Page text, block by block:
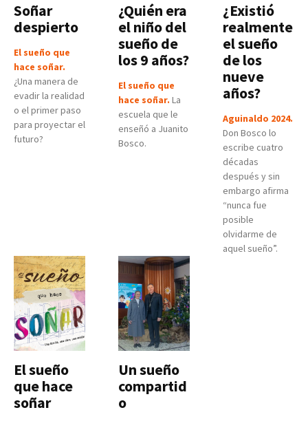
Soñar
despierto
El sueño que
hace soñar.
¿Una manera de
evadir la realidad
o el primer paso
para proyectar el
futuro?
¿Quién era
el niño del
sueño de
los 9 años?
El sueño que
hace soñar. La
escuela que le
enseñó a Juanito
Bosco.
¿Existió
realmente
el sueño
de los
nueve
años?
Aguinaldo 2024.
Don Bosco lo
escribe cuatro
décadas
después y sin
embargo afirma
“nunca fue
posible
olvidarme de
aquel sueño”.
El sueño
que hace
soñar
Un sueño
compartid
o